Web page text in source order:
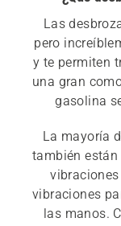
Las
pero
y te permiten
una gran
La mayoría
también
vibraciones
las manos.